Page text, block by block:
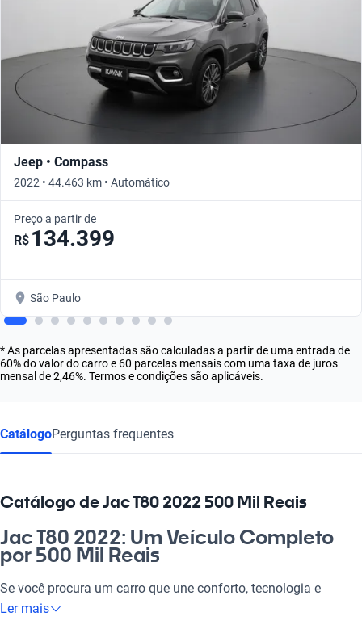
Jeep • Compass
2022 • 44.463 km • Automático
Preço a partir de
R$ 134.399
São Paulo
* As parcelas apresentadas são calculadas a partir de uma entrada de
60% do valor do carro e 60 parcelas mensais com uma taxa de juros
mensal de 2,46%. Termos e condições são aplicáveis.
CatálogoPerguntas frequentes
Catálogo de Jac T80 2022 500 Mil Reais
Jac T80 2022: Um Veículo Completo
por 500 Mil Reais
Se você procura um carro que une conforto, tecnologia e
segurança, o Jac T80 2022 é a escolha certa. Ideal para o dia a
Ler mais